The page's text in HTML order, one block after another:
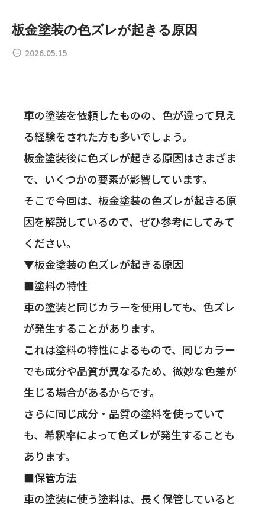
板金塗装の色ズレが起きる原因
2026.05.15
車の塗装を依頼したものの、色が違って見え
る経験をされた方も多いでしょう。
板金塗装後に色ズレが起きる原因はさまざま
で、いくつかの要素が影響しています。
そこで今回は、板金塗装の色ズレが起きる原
因を解説しているので、ぜひ参考にしてみて
ください。
▼板金塗装の色ズレが起きる原因
■塗料の特性
車の塗装と同じカラーを使用しても、色ズレ
が発生することがあります。
これは塗料の特性によるもので、同じカラー
でも成分や品質が異なるため、微妙な色差が
生じる場合があるからです。
さらに同じ成分・品質の塗料を使っていて
も、希釈率によって色ズレが発生することも
あります。
■保管方法
車の塗装に使う塗料は、長く保管していると